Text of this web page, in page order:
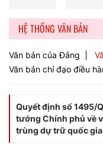
HỆ THỐNG VĂN BẢN
Văn bản của Đảng
Văn bản chỉ đạo điều
Quyết định số 1495/
tướng Chính phủ về
trùng dự trữ quốc